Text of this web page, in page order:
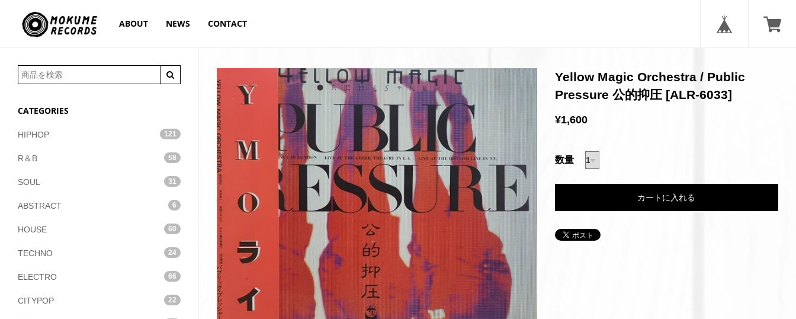
ABOUT NEWS CONTACT
CATEGORIES
HIPHOP 121
R＆B 58
SOUL 31
ABSTRACT 6
HOUSE 60
TECHNO 24
ELECTRO 66
CITYPOP 22
Yellow Magic Orchestra / Public
Pressure 公的抑圧 [ALR-6033]
¥1,600
数量